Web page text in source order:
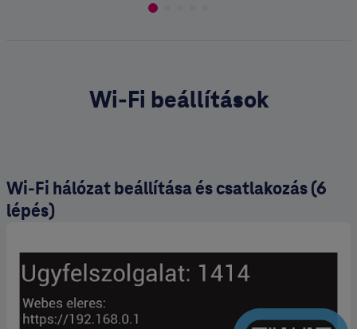
Wi-Fi beállítások
Wi-Fi hálózat beállítása és csatlakozás (6
lépés)